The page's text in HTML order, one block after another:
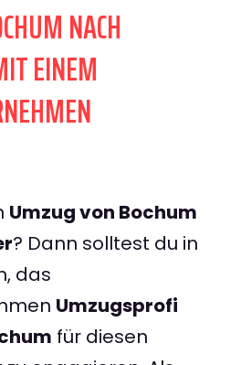
NACH
EINEM
Umzug von Bochum
? Dann solltest du in
das
Umzugsprofi
für diesen